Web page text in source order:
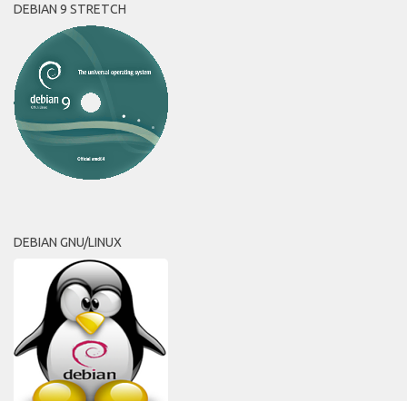
DEBIAN 9 STRETCH
DEBIAN GNU/LINUX